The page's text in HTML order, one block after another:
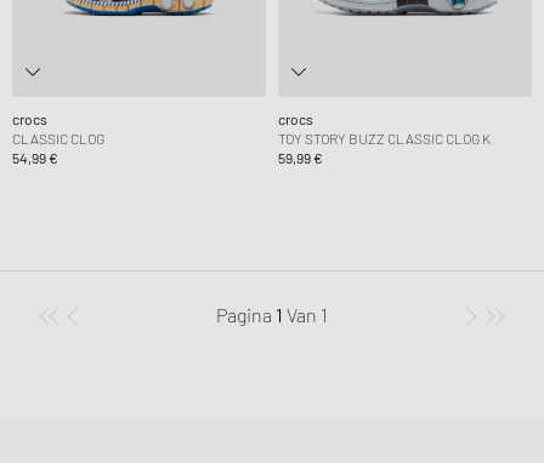
crocs
CLASSIC CLOG
54,99 €
crocs
TOY STORY BUZZ CLASSIC CLOG K
59,99 €
Pagina 1 Van 1